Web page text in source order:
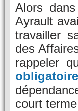
Alors
Ayrault
travailler
des
rappeler
obligatoire
court